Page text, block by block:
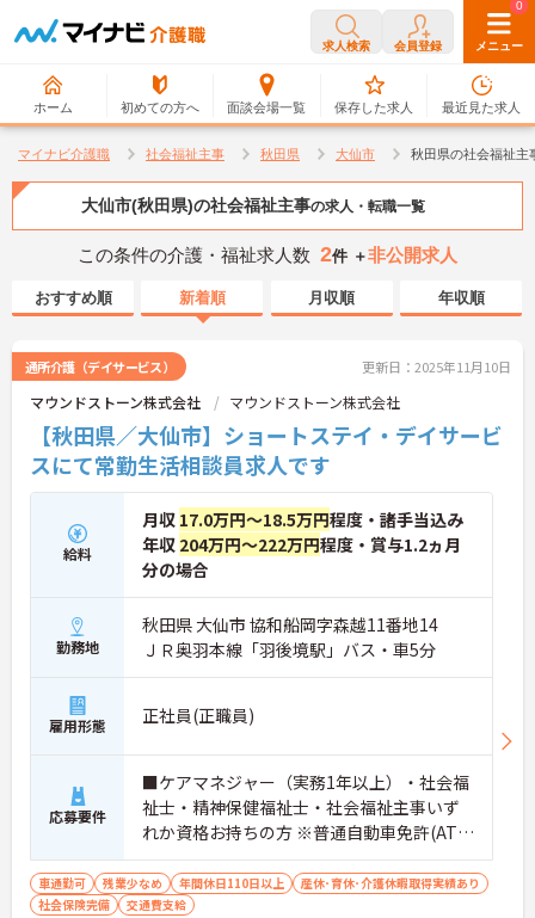
求人検索 会員登録 メニュー
ホーム 初めての方へ 面談会場一覧
0
保存した求人
0
最近見た求人
マイナビ介護職 社会福祉主事 秋田県 大仙市 秋田県の社会福祉主
大仙市(秋田県)の社会福祉主事の求人・転職一覧
この条件の介護・福祉求人数 2件 ＋非公開求人
おすすめ順 新着順 月収順 年収順
通所介護（デイサービス） 更新日：2025年11月10日
マウンドストーン株式会社 マウンドストーン株式会社
【秋田県／大仙市】ショートステイ・デイサービ
スにて常勤生活相談員求人です
給料
月収 17.0万円～18.5万円程度・諸手当込み
年収 204万円～222万円程度・賞与1.2ヵ月
分の場合
勤務地
秋田県 大仙市 協和船岡字森越11番地14
ＪＲ奥羽本線「羽後境駅」バス・車5分
雇用形態 正社員(正職員)
応募要件
■ケアマネジャー（実務1年以上）・社会福
祉士・精神保健福祉士・社会福祉主事いず
れか資格お持ちの方 ※普通自動車免許(AT限
定可)お持ちの方は尚良し
車通勤可 残業少なめ 年間休日110日以上
産休･育休･介護休暇取得実績あり
社会保険完備
交通費支給